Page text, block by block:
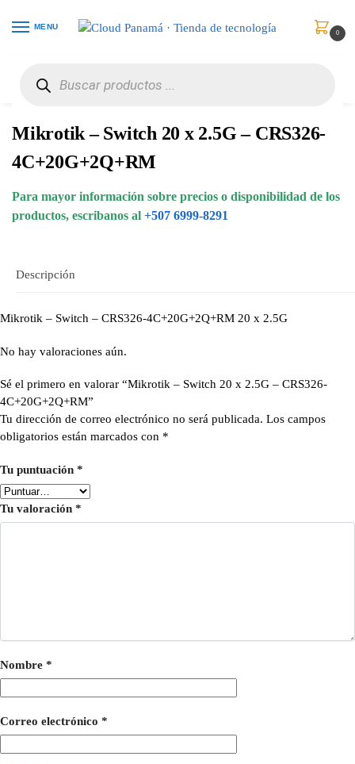
MENU
0
Mikrotik – Switch 20 x 2.5G – CRS326-
4C+20G+2Q+RM
Para mayor información sobre precios o disponibilidad de los
productos, escribanos al +507 6999-8291
Descripción
Mikrotik – Switch – CRS326-4C+20G+2Q+RM 20 x 2.5G
No hay valoraciones aún.
Sé el primero en valorar “Mikrotik – Switch 20 x 2.5G – CRS326-
4C+20G+2Q+RM”
Tu dirección de correo electrónico no será publicada. Los campos
obligatorios están marcados con *
Tu puntuación *
Tu valoración *
Nombre *
Correo electrónico *